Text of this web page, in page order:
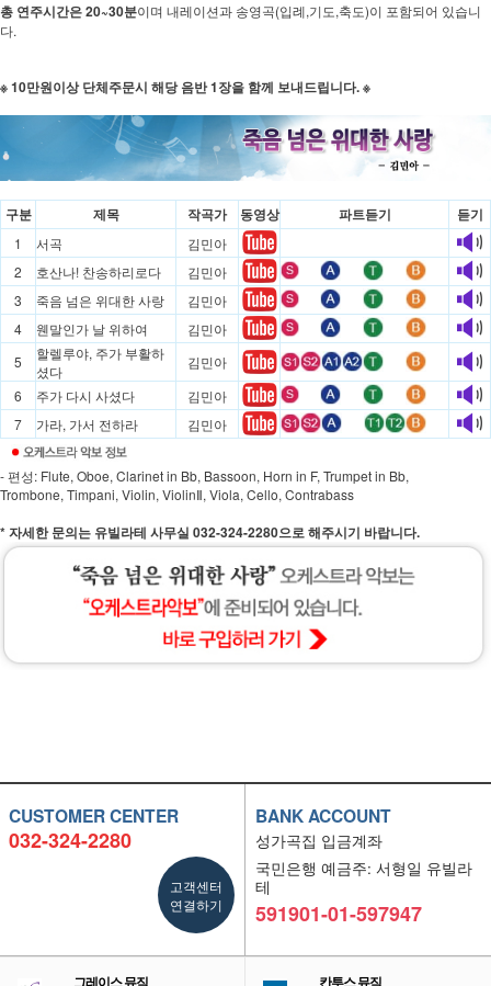
총 연주시간은 20~30분이며 내레이션과 송영곡(입례,기도,축도)이 포함되어 있습니
다.
※ 10만원이상 단체주문시 해당 음반 1장을 함께 보내드립니다. ※
구분 제목 작곡가 동영상 파트듣기 듣기
1 서곡
김민아
2
호산나! 찬송하리로다
김민아
3
죽음 넘은 위대한 사랑
김민아
4
웬말인가 날 위하여
김민아
5
할렐루야, 주가 부활하
셨다
김민아
6
주가 다시 사셨다
김민아
7
가라, 가서 전하라 김민아
- 편성: Flute, Oboe, Clarinet in Bb, Bassoon, Horn in F, Trumpet in Bb,
Trombone, Timpani, Violin, ViolinⅡ, Viola, Cello, Contrabass
*자세한 문의는 유빌라테 사무실 032-324-2280으로 해주시기 바랍니다.
CUSTOMER CENTER
032-324-2280
고객센터
연결하기
BANK ACCOUNT
성가곡집 입금계좌
국민은행 예금주: 서형일 유빌라
테
591901-01-597947
그레이스 뮤직 칸투스 뮤직